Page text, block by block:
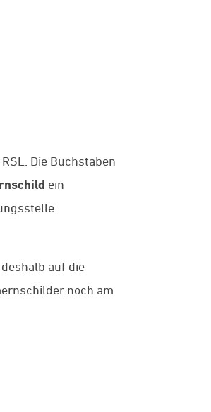
Die Buchstaben
ein
auf die
noch am